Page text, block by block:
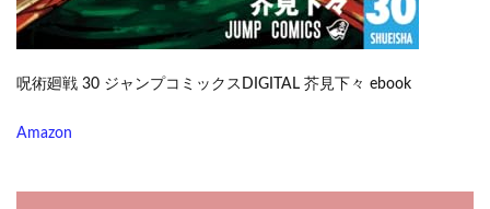
呪術廻戦 30 ジャンプコミックスDIGITAL 芥見下々 ebook
Amazon